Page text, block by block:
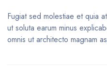
Fugiat sed molestiae et quia
ut soluta earum minus
omnis ut architecto magnam